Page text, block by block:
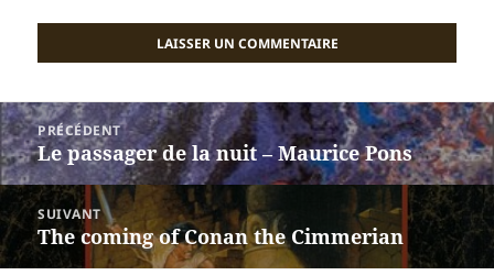
Navigation
de
l’article
PRÉCÉDENT
Article
précédent :
Le passager de la nuit – Maurice Pons
SUIVANT
Article
suivant :
The coming of Conan the Cimmerian